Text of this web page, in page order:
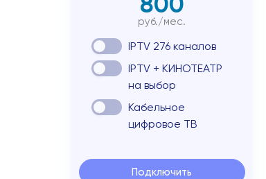
руб./мес.
IPTV 276 каналов
IPTV + КИНОТЕАТР
на выбор
Кабельное
цифровое ТВ
Подключить